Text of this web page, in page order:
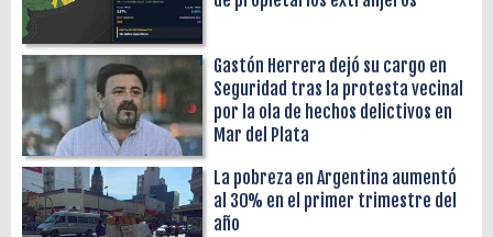
Gastón Herrera dejó su cargo en
Seguridad tras la protesta vecinal
por la ola de hechos delictivos en
Mar del Plata
La pobreza en Argentina aumentó
al 30% en el primer trimestre del
año